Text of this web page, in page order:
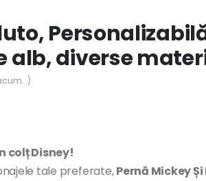
alb, diverse
)
colț Disney!
tale preferate,Pernă Mickey